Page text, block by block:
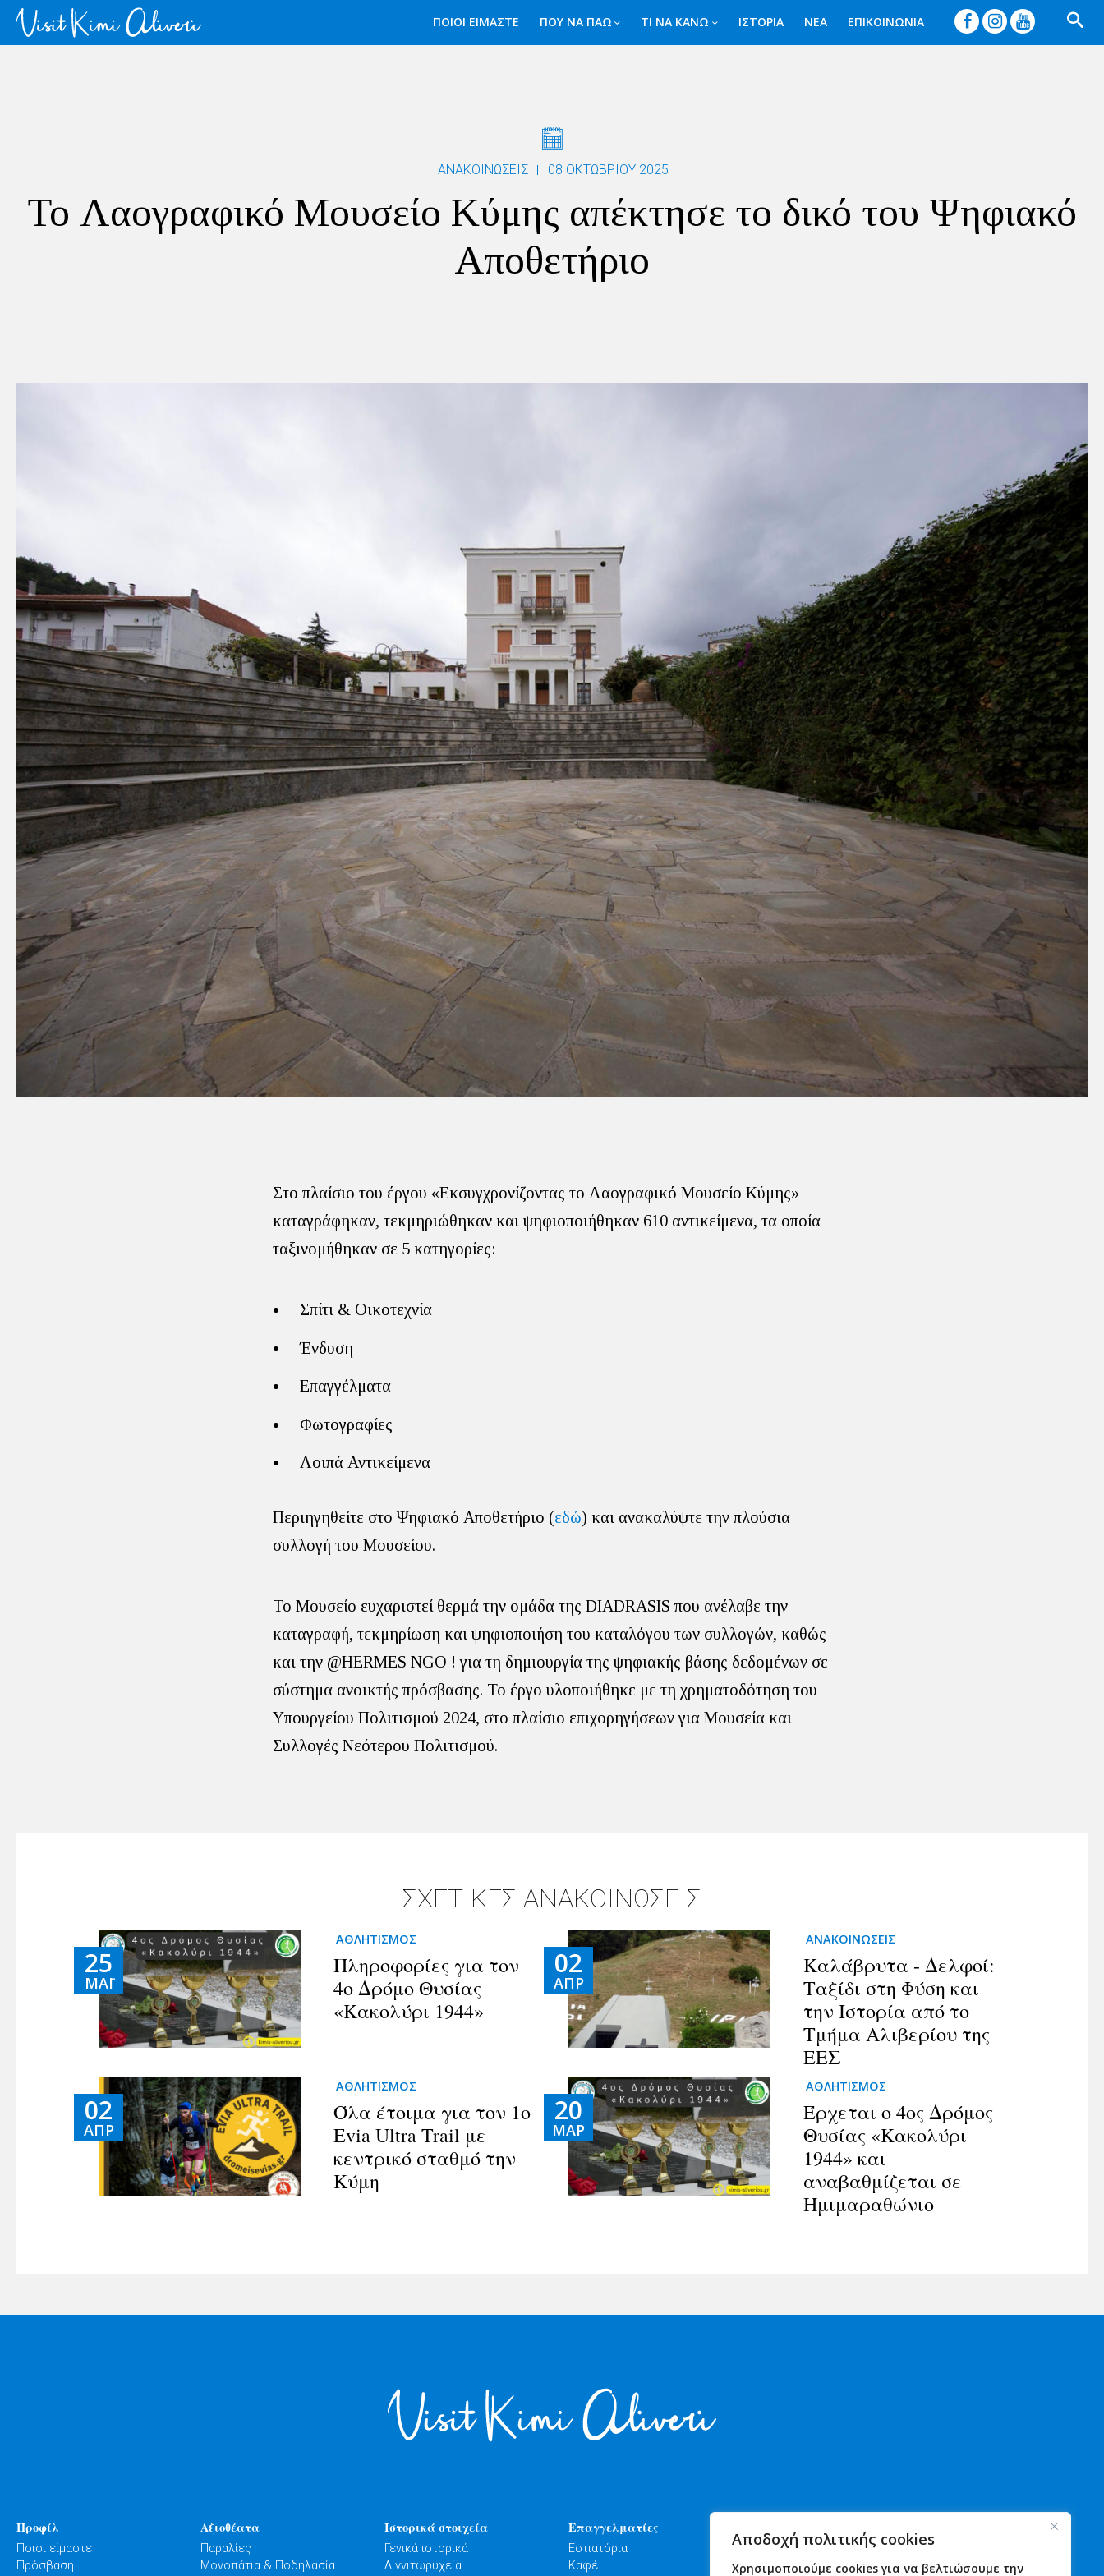
Αποδοχή πολιτικής cookies
Χρησιμοποιούμε cookies για να βελτιώσουμε την
ΠΟΙΟΙ ΕΙΜΑΣΤΕ ΠΟΥ ΝΑ ΠΑΩ ΤΙ ΝΑ ΚΑΝΩ ΙΣΤΟΡΙΑ ΝΕΑ ΕΠΙΚΟΙΝΩΝΙΑ    
ΑΝΑΚΟΙΝΩΣΕΙΣ 08 ΟΚΤΩΒΡΊΟΥ 2025
Το Λαογραφικό Μουσείο Κύμης απέκτησε το δικό του Ψηφιακό
Αποθετήριο
Στο πλαίσιο του έργου «Εκσυγχρονίζοντας το Λαογραφικό Μουσείο Κύμης»
καταγράφηκαν, τεκμηριώθηκαν και ψηφιοποιήθηκαν 610 αντικείμενα, τα οποία
ταξινομήθηκαν σε 5 κατηγορίες:
Σπίτι & Οικοτεχνία
Ένδυση
Επαγγέλματα
Φωτογραφίες
Λοιπά Αντικείμενα
Περιηγηθείτε στο Ψηφιακό Αποθετήριο (εδώ) και ανακαλύψτε την πλούσια
συλλογή του Μουσείου.
Το Μουσείο ευχαριστεί θερμά την ομάδα της DIADRASIS που ανέλαβε την
καταγραφή, τεκμηρίωση και ψηφιοποιήση του καταλόγου των συλλογών, καθώς
και την @HERMES NGO ! για τη δημιουργία της ψηφιακής βάσης δεδομένων σε
σύστημα ανοικτής πρόσβασης. Το έργο υλοποιήθηκε με τη χρηματοδότηση του
Υπουργείου Πολιτισμού 2024, στο πλαίσιο επιχορηγήσεων για Μουσεία και
Συλλογές Νεότερου Πολιτισμού.
ΣΧΕΤΙΚΕΣ ΑΝΑΚΟΙΝΩΣΕΙΣ
25
ΜΆΙ
ΑΘΛΗΤΙΣΜΟΣ
Πληροφορίες για τον
4ο Δρόμο Θυσίας
«Κακολύρι 1944»
02
ΑΠΡ
ΑΝΑΚΟΙΝΩΣΕΙΣ
Καλάβρυτα - Δελφοί:
Ταξίδι στη Φύση και
την Ιστορία από το
Τμήμα Αλιβερίου της
ΕΕΣ
02
ΑΠΡ
ΑΘΛΗΤΙΣΜΟΣ
Όλα έτοιμα για τον 1ο
Evia Ultra Trail με
κεντρικό σταθμό την
Κύμη
20
ΜΑΡ
ΑΘΛΗΤΙΣΜΟΣ
Έρχεται ο 4ος Δρόμος
Θυσίας «Κακολύρι
1944» και
αναβαθμίζεται σε
Ημιμαραθώνιο
Προφίλ
Ποιοι είμαστε
Πρόσβαση
Αξιοθέατα
Παραλίες
Μονοπάτια & Ποδηλασία
Ιστορικά στοιχεία
Γενικά ιστορικά
Λιγνιτωρυχεία
Επαγγελματίες
Εστιατόρια
Καφέ
Αστυνομία
Λιμενικό
Εκδηλώσεις